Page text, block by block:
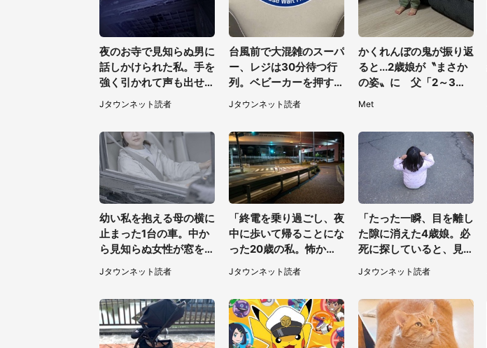
夜のお寺で見知らぬ男に
話しかけられた私。手を
強く引かれて声も出せ
ず...（東京都・40代女
性）
Jタウンネット読者
台風前で大混雑のスーパ
ー、レジは30分待つ行
列。ベビーカーを押す私
が並んでいると、前の男
性客が...
Jタウンネット読者
かくれんぼの鬼が振り返
ると...2歳娘が〝まさか
の姿〟に 父「2～3分
探しました」
Met
幼い私を抱える母の横に
止まった1台の車。中か
ら見知らぬ女性が窓を開
けて...（東京都・40代
男性）
Jタウンネット読者
「終電を乗り過ごし、夜
中に歩いて帰ることにな
った20歳の私。怖かっ
たけど、信号待ちの車に
道を尋ねたら...」（埼玉
Jタウンネット読者
「たった一瞬、目を離し
た隙に消えた4歳娘。必
死に探していると、見知
らぬ女性が」（兵庫県・
40代女性）
Jタウンネット読者